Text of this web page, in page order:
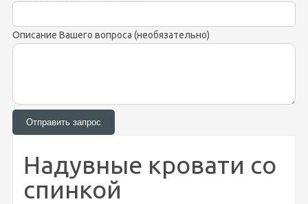
Описание Вашего вопроса (необязательно)
Надувные кровати со
спинкой